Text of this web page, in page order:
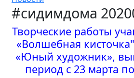
#сидимдома
Творческие работы
«Волшебная
«Юный художник»,
период с 23 марта